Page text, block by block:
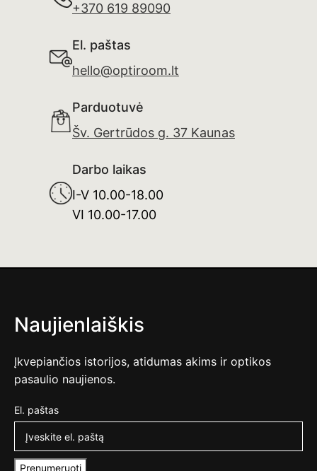
+370 619 89090
El. paštas
hello@optiroom.lt
Parduotuvė
Šv. Gertrūdos g. 37 Kaunas
Darbo laikas
I-V 10.00-18.00
VI 10.00-17.00
Naujienlaiškis
Įkvepiančios istorijos, atidumas akims ir optikos
pasaulio naujienos.
El. paštas
Prenumeruoti